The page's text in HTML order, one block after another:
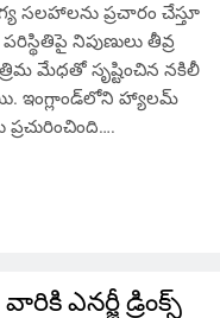
సలహాలను ప్రచారం చేస్తూ
నిపుణులు తీవ్ర
మేధతో సృష్టించిన నకిలీ
ఇంగ్లాండ్‌లోని హ్యాలమ్
ఎనర్జీ డ్రింక్స్